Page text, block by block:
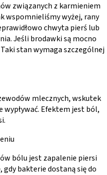
związanych z karmieniem
wspomnieliśmy wyżej, rany
chwyta pierś lub
Jeśli brodawki są mocno
stan wymaga szczególnej
mlecznych, wskutek
Efektem jest ból,
bólu jest zapalenie piersi
bakterie dostaną się do